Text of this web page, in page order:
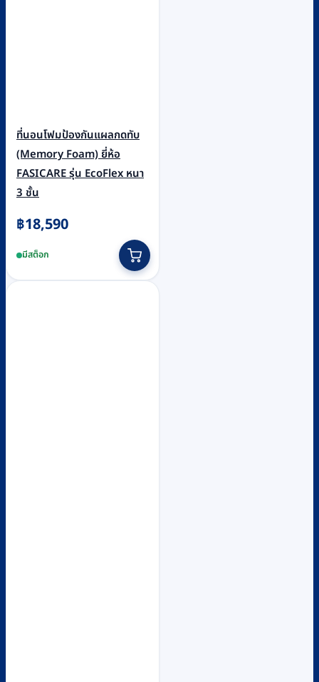
ที่นอนโฟมป้องกันแผลกดทับ
(Memory Foam) ยี่ห้อ
FASICARE รุ่น EcoFlex หนา
3 ชั้น
฿18,590
มีสต็อก